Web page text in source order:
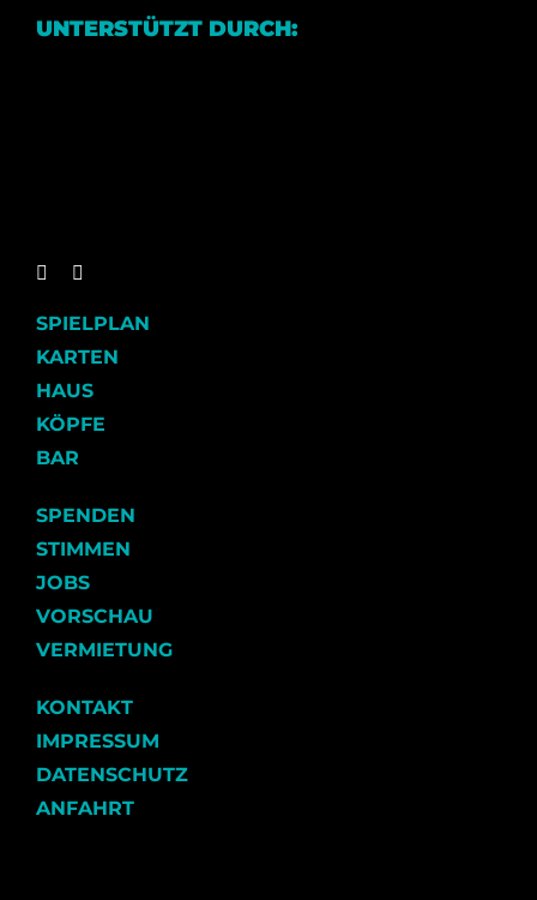
UNTERSTÜTZT DURCH:
SPIELPLAN
KARTEN
HAUS
KÖPFE
BAR
SPENDEN
STIMMEN
JOBS
VORSCHAU
VERMIETUNG
KONTAKT
IMPRESSUM
DATENSCHUTZ
ANFAHRT